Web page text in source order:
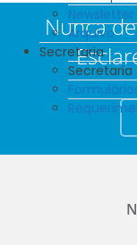
Newsletter
Arquivo
Secretaria
Secretaria
Nunca